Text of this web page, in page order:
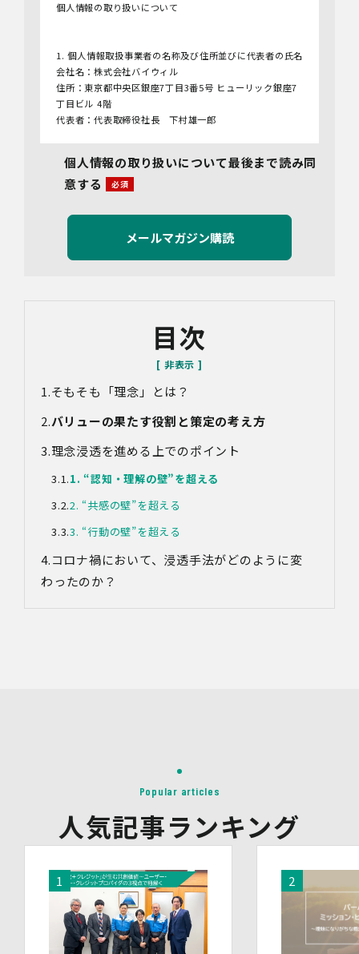
個人情報の取り扱いについて
1. 個人情報取扱事業者の名称及び住所並びに代表者の氏名
会社名：株式会社バイウィル
住所：東京都中央区銀座7丁目3番5号 ヒューリック銀座7
丁目ビル 4階
代表者：代表取締役社長 下村雄一郎
管理者名：管理部長
連絡先：info@bywill.co.jp
3.利用目的
当社で取り扱う個人情報（個人情報保護法第2条第1項によ
り定義された「個人情報」をいい、以下同様とします。）
の利用目的は以下のとおりです。個人情報の提供は任意で
望・お問い合わせ内容・ご意見等の正確な把握、今後の
サービス向上等のために、録音・録画させていただく場合
対象情報
・各種お問い合わせに対応するため
・お問い合わせ対応の品質向上及びお問い合わせ内容等の
正確な把握のため
・取得した情報を解析又は分析して、当社サービス「環境
グ」「ブランドコンサルティング」の改善・開発を行うた
・統計資料の作成のため
セミナーを通じて取得した情報
(3)第三者提供の方法
(4)その他
上記の内容によらない個人情報の第三者提供を行う場合に
意を得ます。
5.委託
当社は、上記利用目的の達成に必要な範囲内において、個
人情報の取扱いの全部又は一部を委託する場合がありま
個人情報の取り扱いについて最後まで読み同
意する
目次
そもそも「理念」とは？
バリューの果たす役割と策定の考え方
理念浸透を進める上でのポイント
1. “認知・理解の壁”を超える
2. “共感の壁”を超える
3. “行動の壁”を超える
コロナ禍において、浸透手法がどのように変
わったのか？
Popular articles
人気記事ランキング